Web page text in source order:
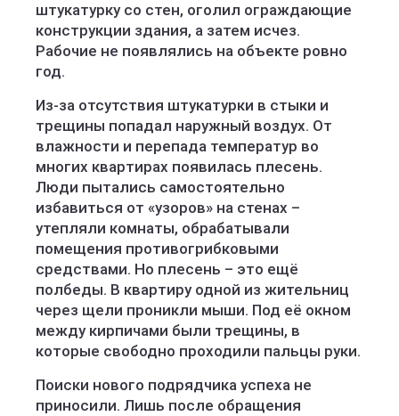
штукатурку со стен, оголил ограждающие
конструкции здания, а затем исчез.
Рабочие не появлялись на объекте ровно
год.
Из-за отсутствия штукатурки в стыки и
трещины попадал наружный воздух. От
влажности и перепада температур во
многих квартирах появилась плесень.
Люди пытались самостоятельно
избавиться от «узоров» на стенах –
утепляли комнаты, обрабатывали
помещения противогрибковыми
средствами. Но плесень – это ещё
полбеды. В квартиру одной из жительниц
через щели проникли мыши. Под её окном
между кирпичами были трещины, в
которые свободно проходили пальцы руки.
Поиски нового подрядчика успеха не
приносили. Лишь после обращения